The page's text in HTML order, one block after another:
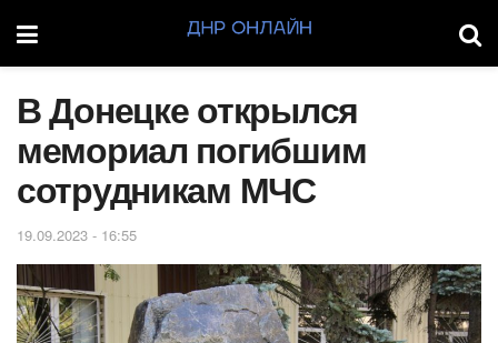
В Донецке открылся
мемориал погибшим
сотрудникам МЧС
19.09.2023 - 16:55